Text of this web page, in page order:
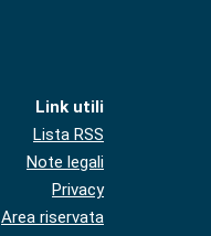
Link utili
Lista RSS
Note legali
Privacy
Area riservata